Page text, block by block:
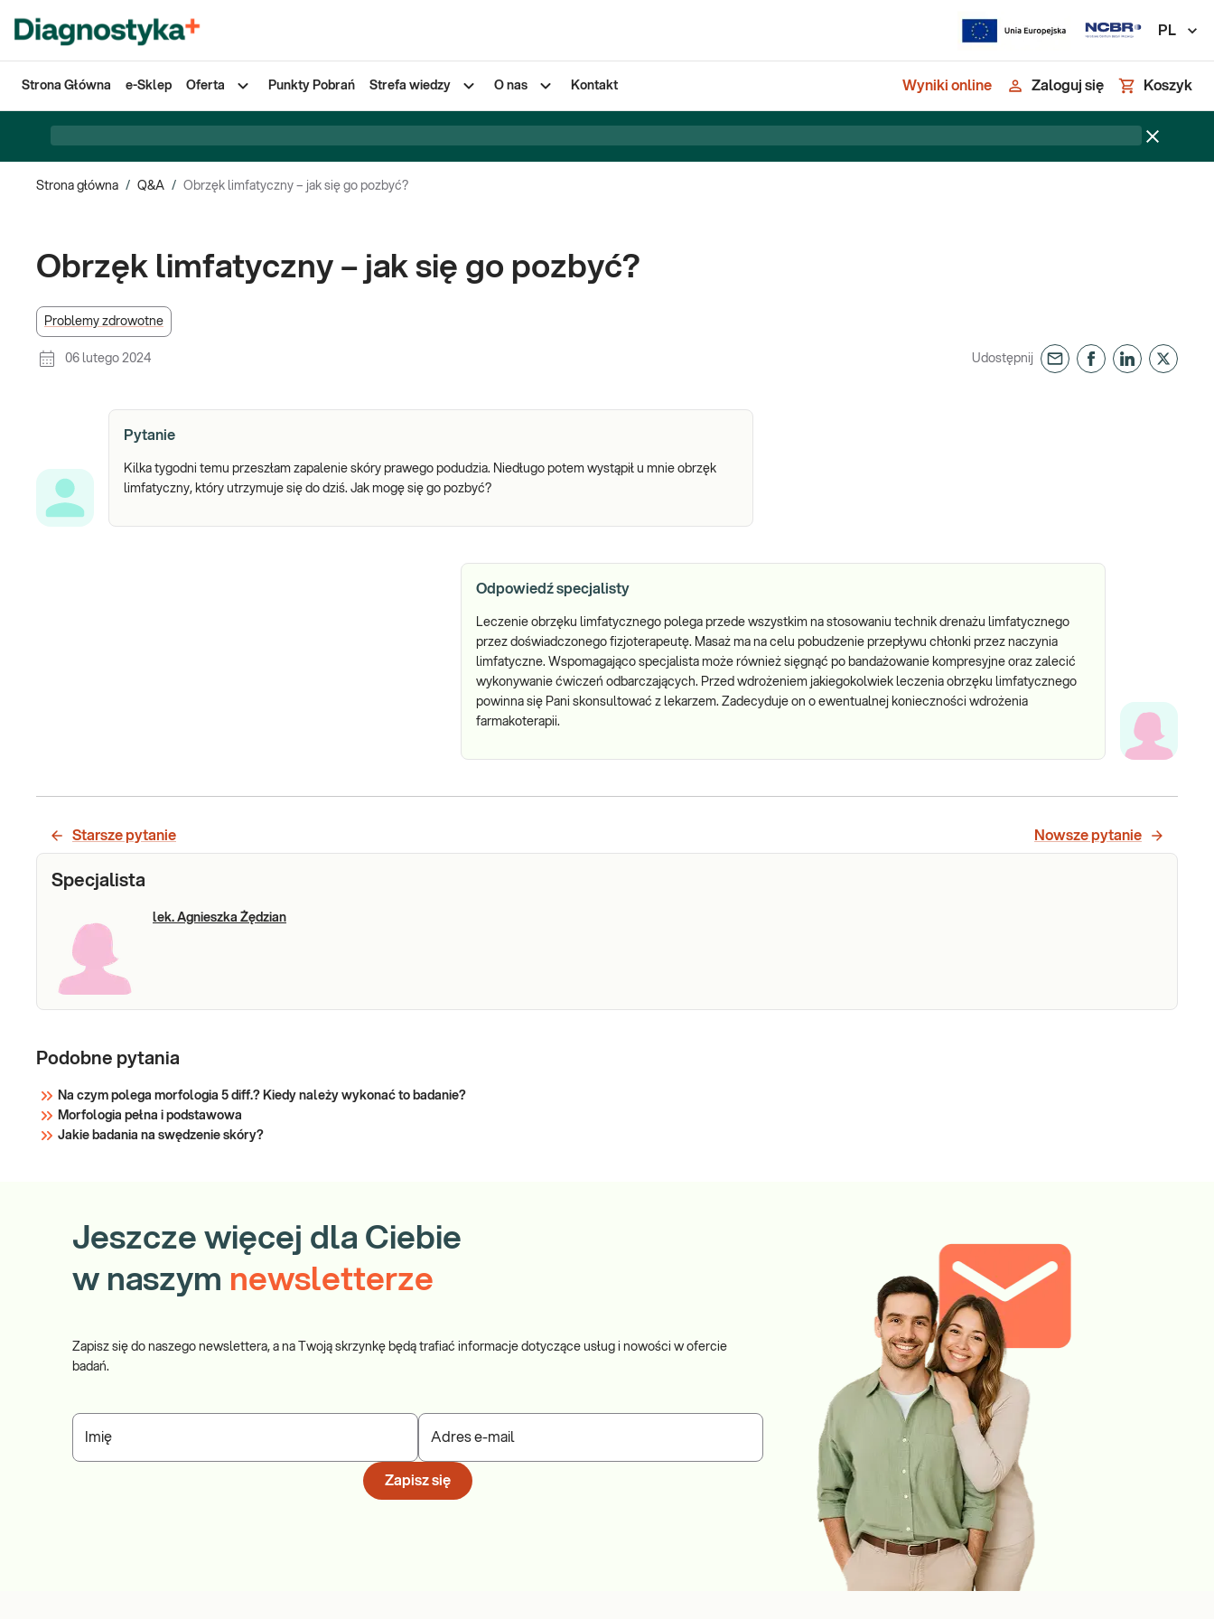
PL
Strona Główna e-Sklep Oferta Punkty Pobrań Strefa wiedzy O nas Kontakt Wyniki online Zaloguj się Koszyk
Strona główna / Q&A / Obrzęk limfatyczny – jak się go pozbyć?
Obrzęk limfatyczny – jak się go pozbyć?
Problemy zdrowotne
06 lutego 2024 Udostępnij
Pytanie
Kilka tygodni temu przeszłam zapalenie skóry prawego podudzia. Niedługo potem wystąpił u mnie obrzęk
limfatyczny, który utrzymuje się do dziś. Jak mogę się go pozbyć?
Odpowiedź specjalisty
Leczenie obrzęku limfatycznego polega przede wszystkim na stosowaniu technik drenażu limfatycznego
przez doświadczonego fizjoterapeutę. Masaż ma na celu pobudzenie przepływu chłonki przez naczynia
limfatyczne. Wspomagająco specjalista może również sięgnąć po bandażowanie kompresyjne oraz zalecić
wykonywanie ćwiczeń odbarczających. Przed wdrożeniem jakiegokolwiek leczenia obrzęku limfatycznego
powinna się Pani skonsultować z lekarzem. Zadecyduje on o ewentualnej konieczności wdrożenia
farmakoterapii.
Starsze pytanie Nowsze pytanie
Specjalista
lek. Agnieszka Żędzian
Podobne pytania
Na czym polega morfologia 5 diff.? Kiedy należy wykonać to badanie?
Morfologia pełna i podstawowa
Jakie badania na swędzenie skóry?
Jeszcze więcej dla Ciebie
w naszym newsletterze
Zapisz się do naszego newslettera, a na Twoją skrzynkę będą trafiać informacje dotyczące usług i nowości w ofercie
badań.
Imię Adres e-mail
Zapisz się